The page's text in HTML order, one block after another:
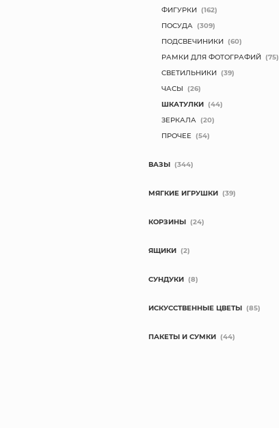
ФИГУРКИ (162)
ПОСУДА (309)
ПОДСВЕЧИНИКИ (60)
РАМКИ ДЛЯ ФОТОГРАФИЙ (75)
СВЕТИЛЬНИКИ (39)
ЧАСЫ (26)
ШКАТУЛКИ (44)
ЗЕРКАЛА (20)
ПРОЧЕЕ (54)
ВАЗЫ (344)
МЯГКИЕ ИГРУШКИ (39)
КОРЗИНЫ (24)
ЯЩИКИ (2)
СУНДУКИ (8)
ИСКУССТВЕННЫЕ ЦВЕТЫ (85)
ПАКЕТЫ И СУМКИ (44)